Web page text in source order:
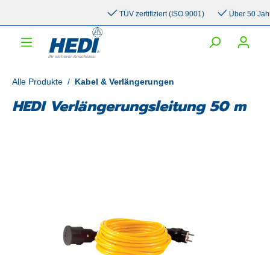
TÜV zertifiziert (ISO 9001) Über 50 Jahre
Alle Produkte / Kabel & Verlängerungen
HEDI Verlängerungsleitung 50 m